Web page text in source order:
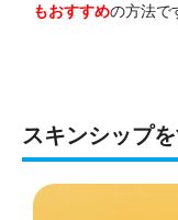
もおすすめの方法で
スキンシップ